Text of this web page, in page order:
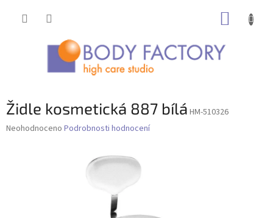
Židle kosmetická 887 bílá HM-510326
Průměrné
Neohodnoceno Podrobnosti hodnocení